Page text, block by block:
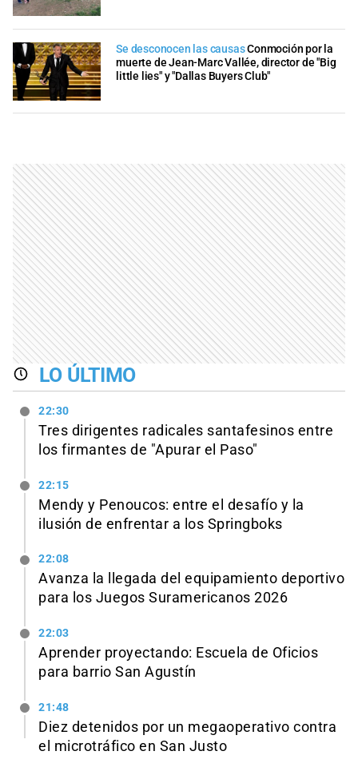
Se desconocen las causasConmoción por la
muerte de Jean-Marc Vallée, director de "Big
little lies" y "Dallas Buyers Club"
LO ÚLTIMO
22:30
Tres dirigentes radicales santafesinos entre
los firmantes de "Apurar el Paso"
22:15
Mendy y Penoucos: entre el desafío y la
ilusión de enfrentar a los Springboks
22:08
Avanza la llegada del equipamiento deportivo
para los Juegos Suramericanos 2026
22:03
Aprender proyectando: Escuela de Oficios
para barrio San Agustín
21:48
Diez detenidos por un megaoperativo contra
el microtráfico en San Justo